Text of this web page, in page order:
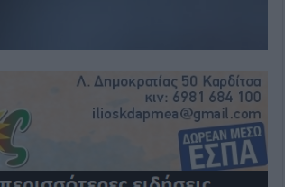
Η Αποκατάσταση Α.Ε. αναζητά για εργασία Νοσηλευτές και Βοηθούς Νοσηλευτές